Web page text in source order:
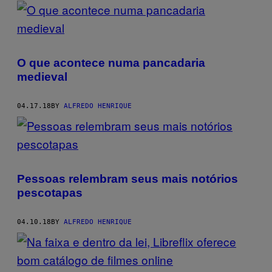
POSTS
BY
AUTHOR
O que acontece numa pancadaria
medieval
04.17.18BY ALFREDO HENRIQUE
Pessoas relembram seus mais notórios
pescotapas
04.10.18BY ALFREDO HENRIQUE